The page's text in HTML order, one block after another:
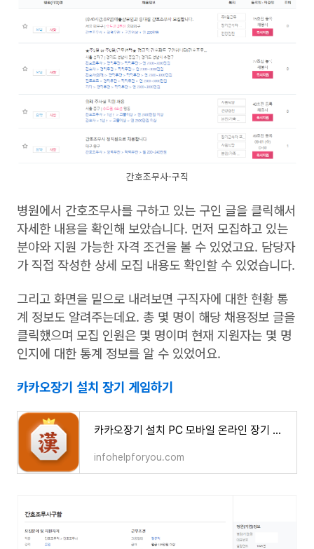
간호조무사-구직
병원에서 간호조무사를 구하고 있는 구인 글을 클릭해서
자세한 내용을 확인해 보았습니다. 먼저 모집하고 있는
분야와 지원 가능한 자격 조건을 볼 수 있었고요. 담당자
가 직접 작성한 상세 모집 내용도 확인할 수 있었습니다.
그리고 화면을 밑으로 내려보면 구직자에 대한 현황 통
계 정보도 알려주는데요. 총 몇 명이 해당 채용정보 글을
클릭했으며 모집 인원은 몇 명이며 현재 지원자는 몇 명
인지에 대한 통계 정보를 알 수 있었어요.
카카오장기 설치 장기 게임하기
카카오장기 설치 PC 모바일 온라인 장기 게임방법
infohelpforyou.com